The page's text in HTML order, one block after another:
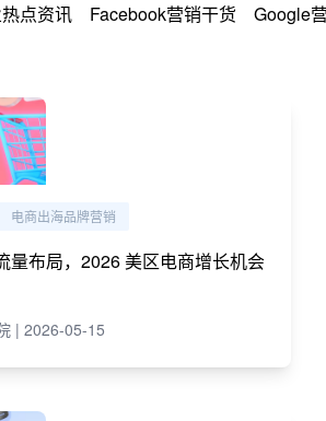
点资讯 Facebook营销干货 Google
电商出海品牌营销
量布局，2026 美区电商增长机会
| 2026-05-15